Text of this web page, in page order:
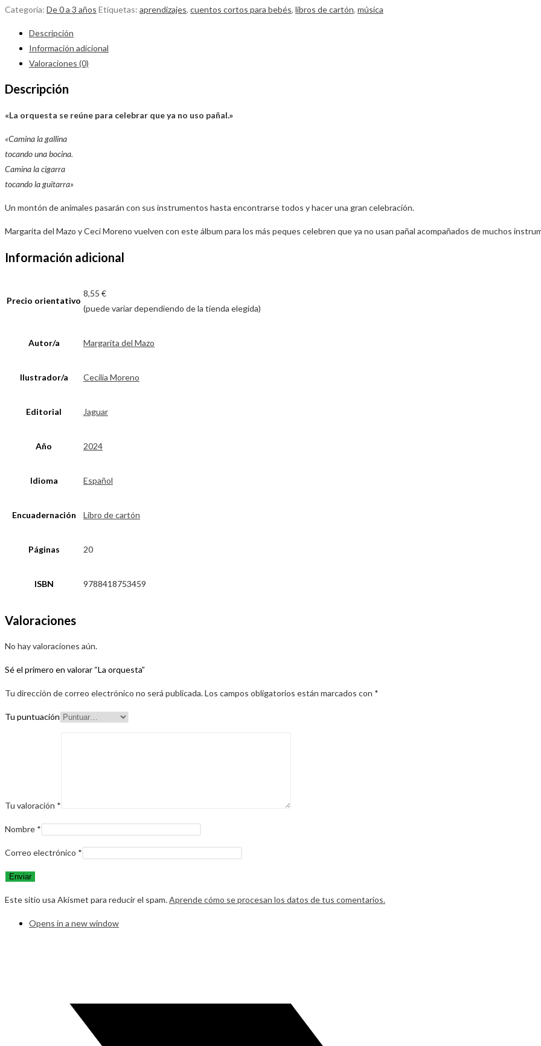
Categoría: De 0 a 3 años Etiquetas: aprendizajes, cuentos cortos para bebés, libros de cartón, música
Descripción
Información adicional
Valoraciones (0)
Descripción
«La orquesta se reúne para celebrar que ya no uso pañal.»
«Camina la gallina
tocando una bocina.
Camina la cigarra
tocando la guitarra»
Un montón de animales pasarán con sus instrumentos hasta encontrarse todos y hacer una gran celebración.
Margarita del Mazo y Ceci Moreno vuelven con este álbum para los más peques celebren que ya no usan pañal acompañados de muchos
Información adicional
Precio orientativo
8,55 €
(puede variar dependiendo de la tienda elegida)
Autor/a Margarita del Mazo
Ilustrador/a Cecilia Moreno
Editorial Jaguar
Año 2024
Idioma Español
Encuadernación Libro de cartón
Páginas 20
ISBN 9788418753459
Valoraciones
No hay valoraciones aún.
Sé el primero en valorar “La orquesta”
Tu dirección de correo electrónico no será publicada.Los campos obligatorios están marcados con *
Tu puntuación
Tu valoración *
Nombre *
Correo electrónico *
Este sitio usa Akismet para reducir el spam.Aprende cómo se procesan los datos de tus comentarios.
Opens in a new window